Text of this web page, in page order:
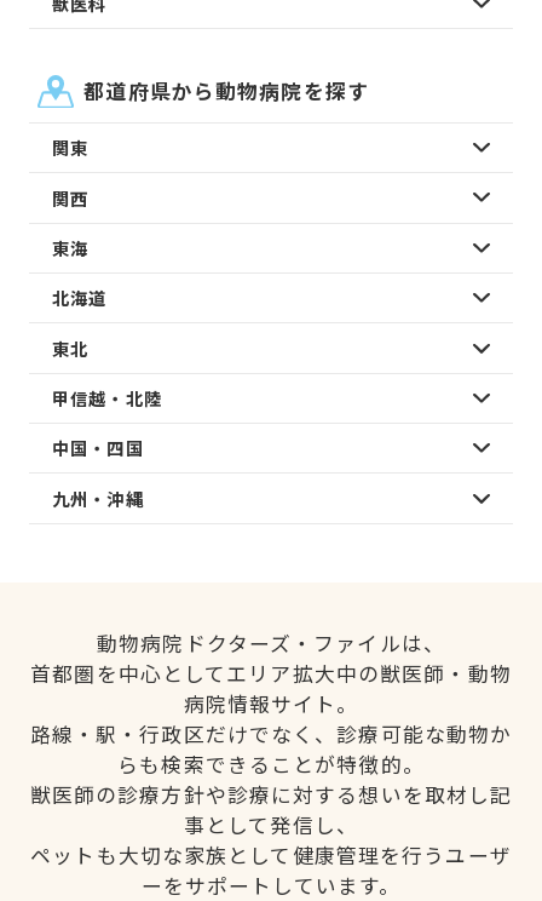
都道府県から動物病院を探す
関東
関西
東海
北海道
東北
甲信越・北陸
中国・四国
九州・沖縄
動物病院ドクターズ・ファイルは、
首都圏を中心としてエリア拡大中の獣医師・動物
病院情報サイト。
路線・駅・行政区だけでなく、診療可能な動物か
らも検索できることが特徴的。
獣医師の診療方針や診療に対する想いを取材し記
事として発信し、
ペットも大切な家族として健康管理を行うユーザ
ーをサポートしています。